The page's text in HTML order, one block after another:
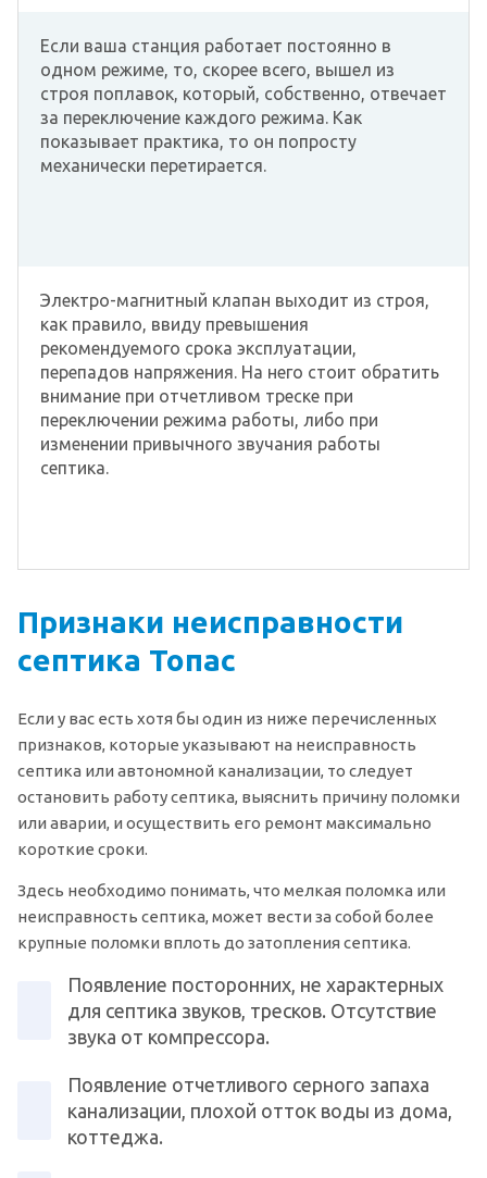
Если ваша станция работает постоянно в
одном режиме, то, скорее всего, вышел из
строя поплавок, который, собственно, отвечает
за переключение каждого режима. Как
показывает практика, то он попросту
механически перетирается.
Электро-магнитный клапан выходит из строя,
как правило, ввиду превышения
рекомендуемого срока эксплуатации,
перепадов напряжения. На него стоит обратить
внимание при отчетливом треске при
переключении режима работы, либо при
изменении привычного звучания работы
септика.
Признаки неисправности
септика Топас
Если у вас есть хотя бы один из ниже перечисленных
признаков, которые указывают на неисправность
септика или автономной канализации, то следует
остановить работу септика, выяснить причину поломки
или аварии, и осуществить его ремонт максимально
короткие сроки.
Здесь необходимо понимать, что мелкая поломка или
неисправность септика, может вести за собой более
крупные поломки вплоть до затопления септика.
Появление посторонних, не характерных
для септика звуков, тресков. Отсутствие
звука от компрессора.
Появление отчетливого серного запаха
канализации, плохой отток воды из дома,
коттеджа.